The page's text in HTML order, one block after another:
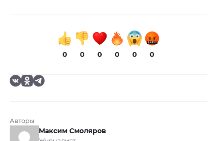
0 0 0 0 0 0
Авторы
Максим Смоляров